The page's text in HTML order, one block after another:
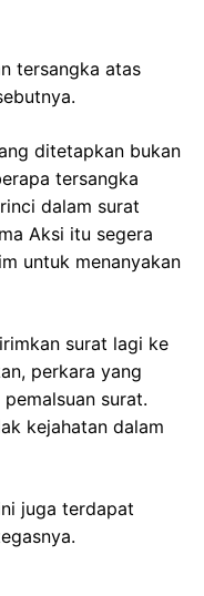
tersangka atas
ditetapkan bukan
tersangka
dalam surat
Aksi itu segera
untuk menanyakan
surat lagi ke
perkara yang
surat.
kejahatan dalam
juga terdapat